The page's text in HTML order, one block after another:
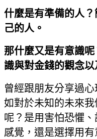
什麼是有準備的人
己的人。
那什麼又是有意識
識與對金錢的觀念
曾經跟朋友分享過
如對於未知的未來
呢？是用害怕恐懼
感覺，還是選擇用